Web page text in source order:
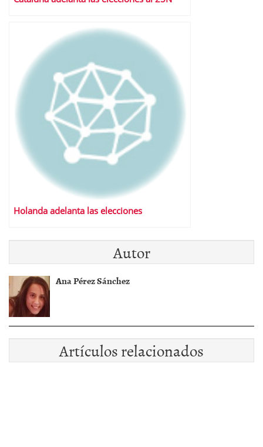
Holanda adelanta las elecciones
Autor
Ana Pérez Sánchez
Artículos relacionados